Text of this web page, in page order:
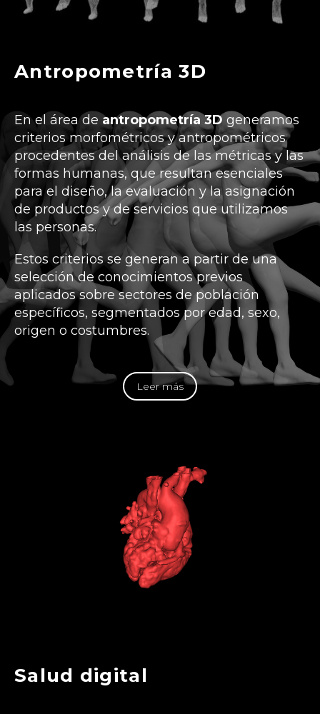
Antropometría 3D
En el área de antropometría 3D generamos
criterios morfométricos y antropométricos
procedentes del análisis de las métricas y las
formas humanas, que resultan esenciales
para el diseño, la evaluación y la asignación
de productos y de servicios que utilizamos
las personas.
Estos criterios se generan a partir de una
selección de conocimientos previos
aplicados sobre sectores de población
específicos, segmentados por edad, sexo,
origen o costumbres.
Leer más
Salud digital